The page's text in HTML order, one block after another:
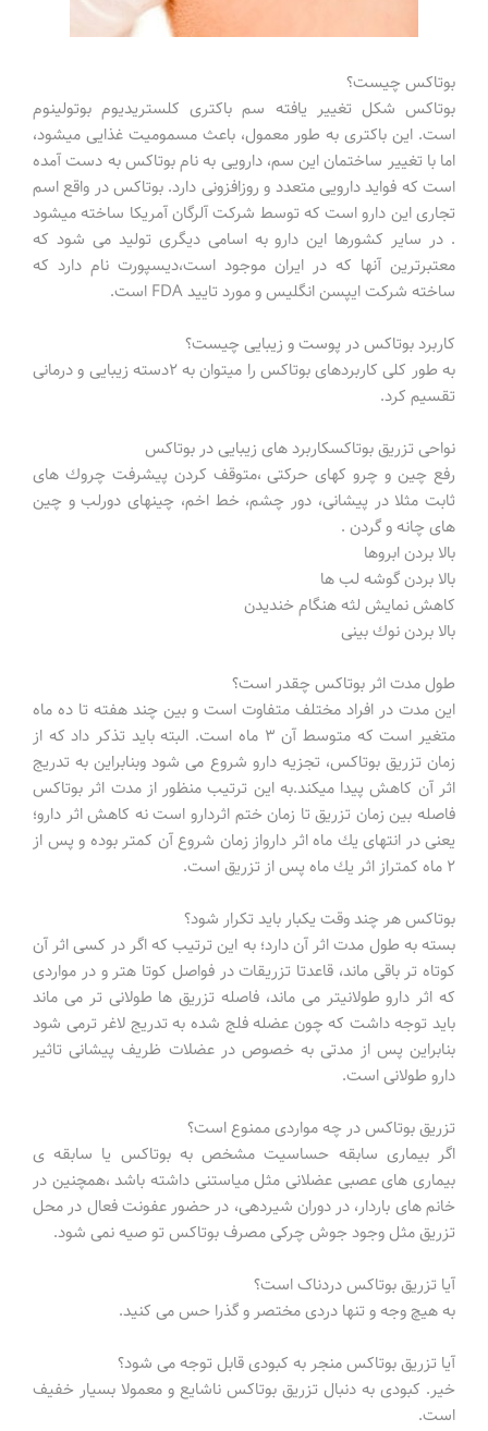
بوتاكس چیست؟
بوتاكس شكل تغییر یافته سم باكتری كلستریدیوم بوتولینوم
است. این باكتری به طور معمول، باعث مسمومیت غذایی میشود،
اما با تغییر ساختمان این سم، دارویی به نام بوتاكس به دست آمده
است كه فواید دارویی متعدد و روزافزونی دارد. بوتاكس در واقع اسم
تجاری این دارو است كه توسط شركت آلرگان آمریكا ساخته میشود
. در سایر كشورها این دارو به اسامی دیگری تولید می شود كه
معتبرترین آنها كه در ایران موجود است،دیسپورت نام دارد كه
ساخته شركت ایپسن انگلیس و مورد تایید FDA است.
كاربرد بوتاكس در پوست و زیبایی چیست؟
به طور كلی كاربردهای بوتاكس را میتوان به ۲دسته زیبایی و درمانی
تقسیم كرد.
نواحی تزریق بوتاکسکاربرد های زیبایی در بوتاکس
رفع چین و چرو كهای حركتی ،متوقف كردن پیشرفت چروك های
ثابت مثلا در پیشانی، دور چشم، خط اخم، چینهای دورلب و چین
های چانه و گردن .
بالا بردن ابروها
بالا بردن گوشه لب ها
كاهش نمایش لثه هنگام خندیدن
بالا بردن نوك بینی
طول مدت اثر بوتاكس چقدر است؟
این مدت در افراد مختلف متفاوت است و بین چند هفته تا ده ماه
متغیر است كه متوسط آن ۳ ماه است. البته باید تذكر داد كه از
زمان تزریق بوتاكس، تجزیه دارو شروع می شود وبنابراین به تدریج
اثر آن كاهش پیدا میكند.به این ترتیب منظور از مدت اثر بوتاكس
فاصله بین زمان تزریق تا زمان ختم اثردارو است نه كاهش اثر دارو؛
یعنی در انتهای یك ماه اثر دارواز زمان شروع آن كمتر بوده و پس از
۲ ماه كمتراز اثر یك ماه پس از تزریق است.
بوتاكس هر چند وقت یكبار باید تكرار شود؟
بسته به طول مدت اثر آن دارد؛ به این ترتیب كه اگر در كسی اثر آن
كوتاه تر باقی ماند، قاعدتا تزریقات در فواصل كوتا هتر و در مواردی
كه اثر دارو طولانیتر می ماند، فاصله تزریق ها طولانی تر می ماند
باید توجه داشت كه چون عضله فلج شده به تدریج لاغر ترمی شود
بنابراین پس از مدتی به خصوص در عضلات ظریف پیشانی تاثیر
دارو طولانی است.
تزریق بوتاكس در چه مواردی ممنوع است؟
اگر بیماری سابقه حساسیت مشخص به بوتاكس یا سابقه ی
بیماری های عصبی عضلانی مثل میاستنی داشته باشد ،همچنین در
خانم های باردار، در دوران شیردهی، در حضور عفونت فعال در محل
تزریق مثل وجود جوش چرکی مصرف بوتاكس تو صیه نمی شود.
آیا تزریق بوتاکس دردناک است؟
به هیچ وجه و تنها دردی مختصر و گذرا حس می کنید.
آیا تزریق بوتاکس منجر به کبودی قابل توجه می شود؟
خیر. کبودی به دنبال تزریق بوتاکس ناشایع و معمولا بسیار خفیف
است.